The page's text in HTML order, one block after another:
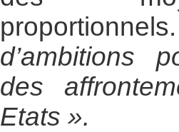
d’ambitions
des
Etats ».